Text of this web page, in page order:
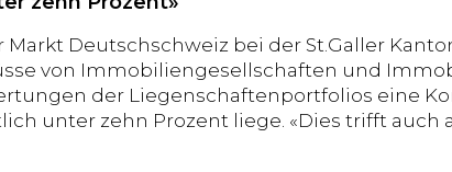
Markt Deutschschweiz bei der St.Galler
von Immobiliengesellschaften und
der Liegenschaftenportfolios eine
unter zehn Prozent liege. «Dies trifft auch